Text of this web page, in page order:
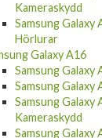
Samsung Galaxy
Hörlurar
Galaxy A16
Samsung Galaxy
Samsung Galaxy
Samsung Galaxy
Kameraskydd
Samsung Galaxy
Hörlurar